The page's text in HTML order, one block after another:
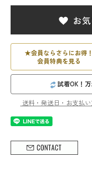
★会員ならさらにお得！
会員特典を見る
試着OK！
送料・発送日・お支払